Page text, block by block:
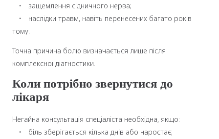
• защемлення сідничного нерва;
• наслідки травм, навіть перенесених багато років
тому.
Точна причина болю визначається лише після
комплексної діагностики.
Коли потрібно звернутися до
лікаря
Негайна консультація спеціаліста необхідна, якщо:
• біль зберігається кілька днів або наростає;